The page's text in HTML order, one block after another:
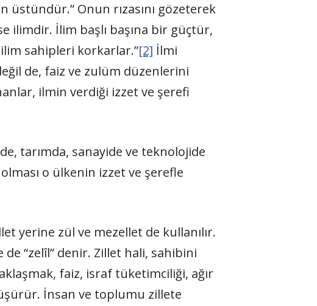
üstündür.” Onun rızasını gözeterek
ilimdir. İlim başlı başına bir güçtür,
sahipleri korkarlar.”[2] İlmi
de, faiz ve zulüm düzenlerini
ilmin verdiği izzet ve şerefi
tarımda, sanayide ve teknolojide
o ülkenin izzet ve şerefle
yerine zül ve mezellet de kullanılır.
“zelîl” denir. Zillet hali, sahibini
faiz, israf tüketimciliği, ağır
İnsan ve toplumu zillete